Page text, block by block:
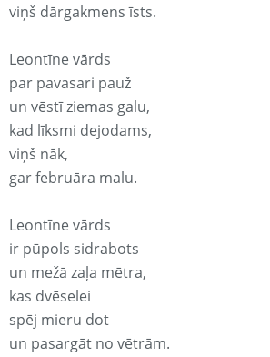
viņš dārgakmens īsts.
Leontīne vārds
par pavasari pauž
un vēstī ziemas galu,
kad līksmi dejodams,
viņš nāk,
gar februāra malu.
Leontīne vārds
ir pūpols sidrabots
un mežā zaļa mētra,
kas dvēselei
spēj mieru dot
un pasargāt no vētrām.